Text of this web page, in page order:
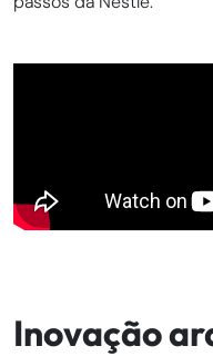
Inovação